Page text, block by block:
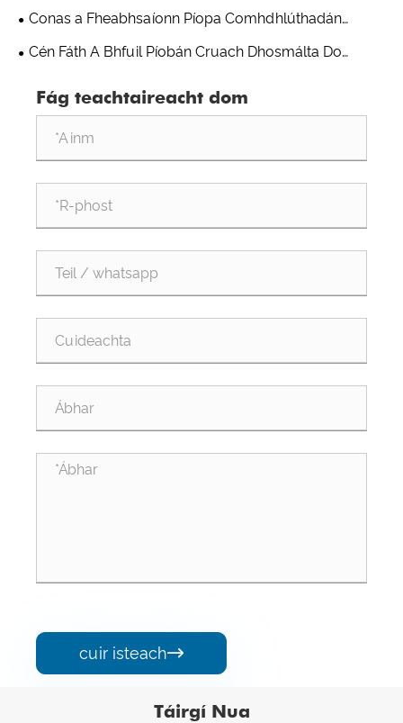
haghaidh Trealamh Cóireála Séarachais Bainistíocht
Fuíolluisce Nua-Aimseartha a Fheabhsú
Conas a Fheabhsaíonn Píopa Comhdhlúthadán
Cruach Dhosmálta Córais Malartaithe Teasa?
Cén Fáth A Bhfuil Píobán Cruach Dhosmálta Do
Teacht ar an Rogha is Fearr d'Ionaid Sonraí Ard-
Éifeachtúlachta
Fág teachtaireacht dom
cuir isteach
Táirgí Nua